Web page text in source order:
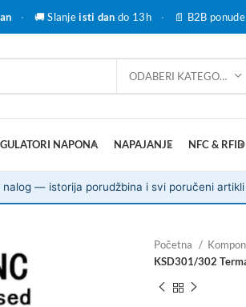
· 🚚 Slanjeisti dan do 13h · 📄 B2B
ODABERI KATEGORIJU
NAPONA NAPAJANJE NFC & RFID
— istorija porudžbina i svi poručeni
Početna
KSD301/302